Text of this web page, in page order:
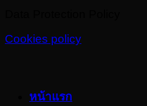
Cookies policy
หน้าแรก